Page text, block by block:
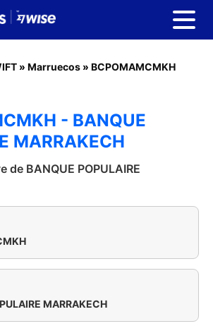
» Marruecos » BCPOMAMCMKH
- BANQUE
MARRAKECH
de BANQUE POPULAIRE
MARRAKECH